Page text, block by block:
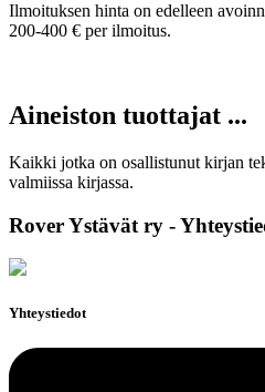
Ilmoituksen hinta on edelleen
200-400 € per ilmoitus.
Aineiston tuottajat ...
Kaikki jotka on osallistunut kirjan
valmiissa kirjassa.
Rover Ystävät ry -
Yhteystiedot